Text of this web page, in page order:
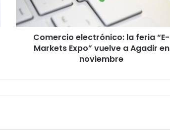
Expo”
vuelve
a
AgadirComercio electrónico: la feria “E-
Markets Expo” vuelve a Agadir en
noviembre